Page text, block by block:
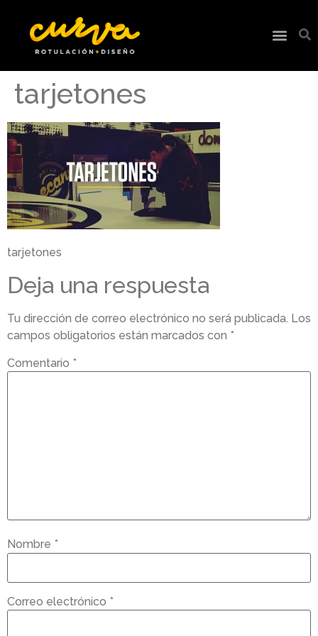
tarjetones
tarjetones
Deja una respuesta
Tu dirección de correo electrónico no será publicada. Los
campos obligatorios están marcados con *
Comentario *
Nombre *
Correo electrónico *